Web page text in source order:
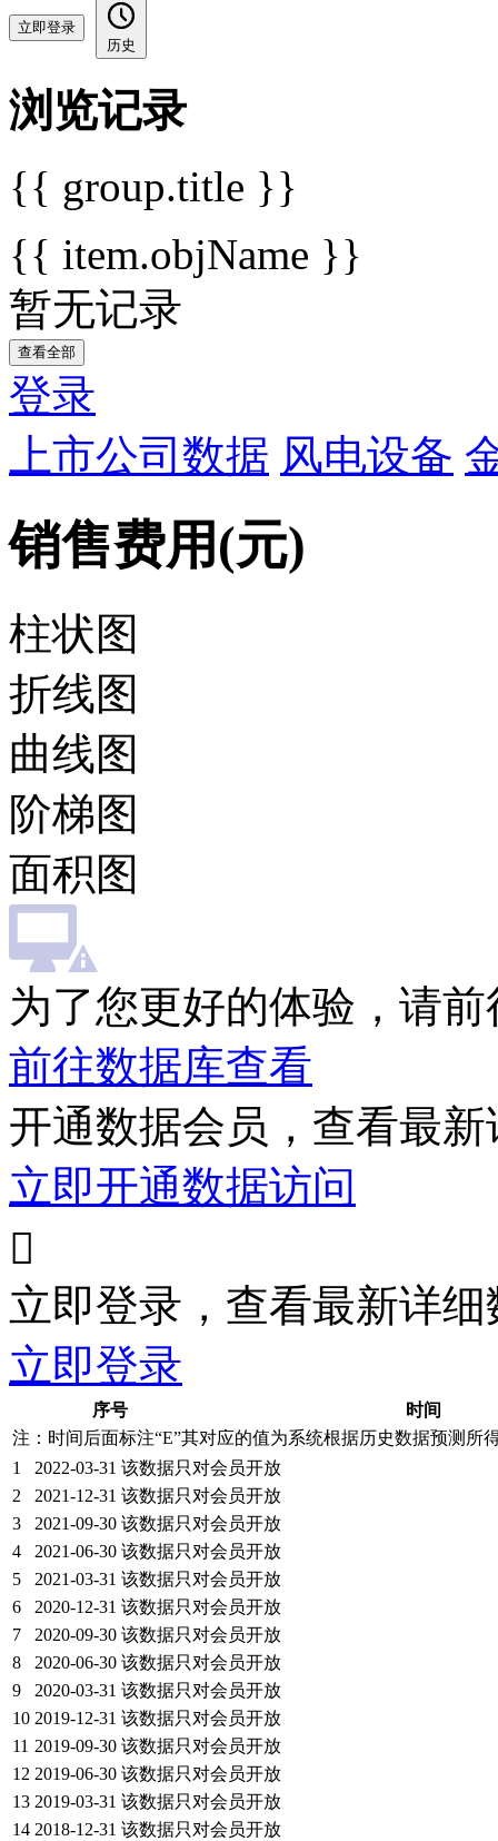
立即登录
历史
浏览记录
{{ group.title }}
{{ item.objName }}
暂无记录
查看全部
登录
上市公司数据 风电设备
销售费用(元)
柱状图
折线图
曲线图
阶梯图
面积图
为了您更好的体验，请
前往数据库查看
开通数据会员，查看最
立即开通数据访问

立即登录，查看最新详细
立即登录
序号
时间
注：时间后面标注“E”其对应的值为系统根据历史数据预测所
1
2022-03-31 该数据只对会员开放
2
2021-12-31 该数据只对会员开放
3
2021-09-30 该数据只对会员开放
4
2021-06-30 该数据只对会员开放
5
2021-03-31 该数据只对会员开放
6
2020-12-31 该数据只对会员开放
7
2020-09-30 该数据只对会员开放
8
2020-06-30 该数据只对会员开放
9
2020-03-31 该数据只对会员开放
10 2019-12-31 该数据只对会员开放
11 2019-09-30 该数据只对会员开放
12 2019-06-30 该数据只对会员开放
13 2019-03-31 该数据只对会员开放
14 2018-12-31 该数据只对会员开放